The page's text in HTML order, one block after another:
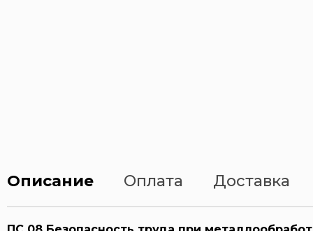
Описание Оплата Доставка